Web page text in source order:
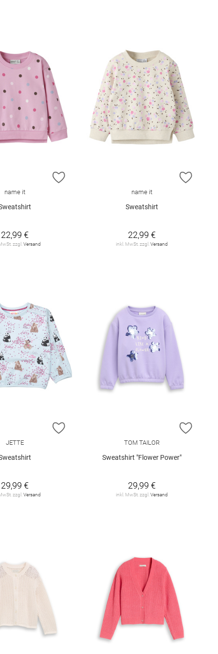
HINZUFÜGEN
name it
22,99 €
zzgl.Versand
ZUR
name it
Sweatshirt
22,99 €
inkl. MwSt. zzgl.Versand
HINZUFÜGEN
JETTE
29,99 €
zzgl.Versand
ZUR
TOM TAILOR
Sweatshirt "Flower Power"
29,99 €
inkl. MwSt. zzgl.Versand